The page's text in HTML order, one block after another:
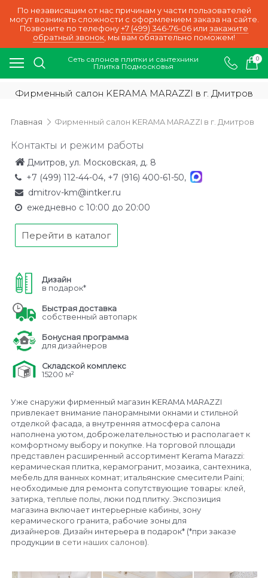
По независящим от нас причинам у части пользователей
могут возникать сложности с оформлением заказа на сайте.
Позвоните по телефону +7 (499) 346-76-06 или закажите
обратный звонок, мы вам обязательно поможем!
Сеть салонов плитки и сантехники
Плитка Подмосковья
0
Фирменный салон KERAMA MARAZZI в г. Дмитров
Главная Фирменный салон KERAMA MARAZZI в г. Дмитров
Контакты и режим работы
Дмитров, ул. Московская, д. 8
+7 (499) 112-44-04, +7 (916) 400-61-50,
dmitrov-km@intker.ru
ежедневно с 10:00 до 20:00
Перейти в каталог
Дизайн
в подарок*
Быстрая доставка
собственный автопарк
Бонусная программа
для дизайнеров
Складской комплекс
15200 м²
Уже снаружи фирменный магазин KERAMA MARAZZI
привлекает внимание панорамными окнами и стильной
отделкой фасада, а внутренняя атмосфера салона
наполнена уютом, доброжелательностью и располагает к
комфортному выбору и покупке. На торговой площади
представлен расширенный ассортимент Kerama Marazzi:
керамическая плитка, керамогранит, мозаика, сантехника,
мебель для ванных комнат; итальянские смесители Paini;
необходимые для ремонта сопутствующие товары: клей,
затирка, теплые полы, люки под плитку. Экспозиция
магазина включает интерьерные кабины, зону
керамического гранита, рабочие зоны для
дизайнеров. Дизайн интерьера в подарок* (*при заказе
продукции в сети наших салонов).